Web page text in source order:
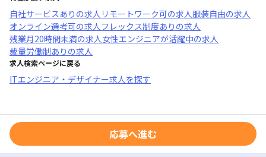
自社サービスあり の求人 リモートワーク可の求人服装自由の求人
オンライン選考可の求人フレックス制度あり の求人
残業月20時間未満の求人女性エンジニアが活躍中の求人
裁量労働制あり の求人
求人検索ページに戻る
ITエンジニア・デザイナー求人を探す
応募へ進む